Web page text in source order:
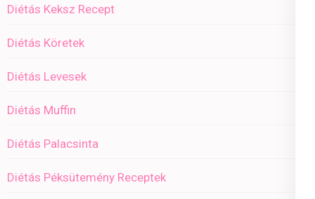
Diétás Keksz Recept
Diétás Köretek
Diétás Levesek
Diétás Muffin
Diétás Palacsinta
Diétás Péksütemény Receptek